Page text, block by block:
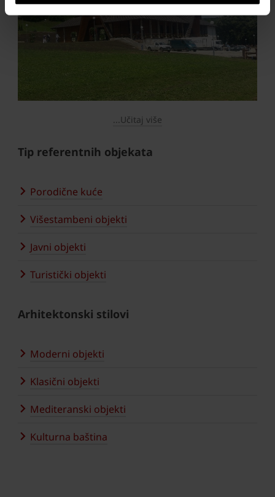
...Učitaj više
Tip referentnih objekata
Porodične kuće
Višestambeni objekti
Javni objekti
Turistički objekti
Arhitektonski stilovi
Moderni objekti
Klasični objekti
Mediteranski objekti
Kulturna baština